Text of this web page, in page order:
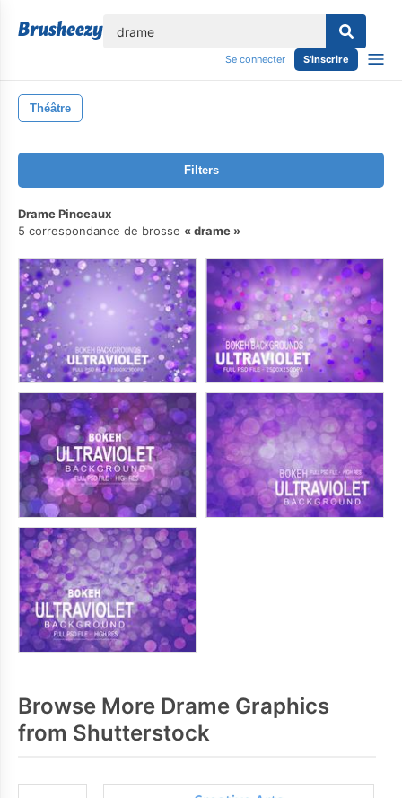
Se connecter S'inscrire
Théâtre
Filters
Drame Pinceaux
5 correspondance de brosse
drame
Browse More Drame Graphics
from Shutterstock